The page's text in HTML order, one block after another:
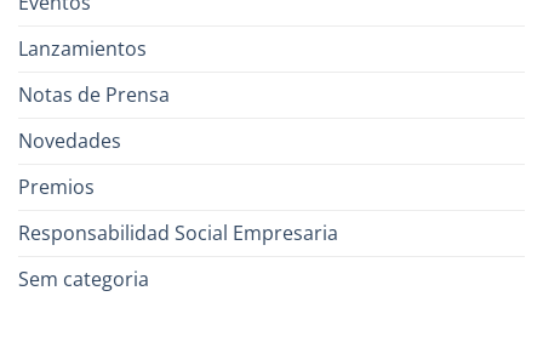
Lanzamientos
Notas de Prensa
Novedades
Premios
Responsabilidad Social Empresaria
Sem categoria